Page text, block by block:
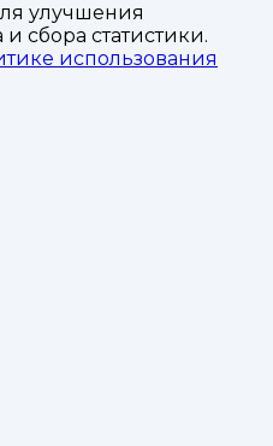
улучшения
сбора статистики.
использования